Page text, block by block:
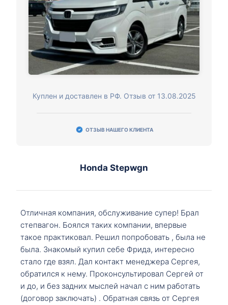
Куплен и доставлен в РФ. Отзыв от 13.08.2025
ОТЗЫВ НАШЕГО КЛИЕНТА
Honda Stepwgn
Отличная компания, обслуживание супер! Брал
степвагон. Боялся таких компании, впервые
такое практиковал. Решил попробовать , была не
была. Знакомый купил себе Фрида, интересно
стало где взял. Дал контакт менеджера Сергея,
обратился к нему. Проконсультировал Сергей от
и до, и без задних мыслей начал с ним работать
(договор заключать) . Обратная связь от Сергея